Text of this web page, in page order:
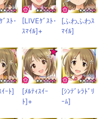
ﾞｽﾄ･
[LIVEｹﾞｽﾄ･
ｽﾏｲﾙ]+
[ふわふわｽ
ﾏｲﾙ]
ｲｰﾄ]
[ﾒﾙﾃｨｽｲｰ
ﾄ]+
[ｼﾝﾃﾞﾚﾗﾄﾞﾘ
ｰﾑ]